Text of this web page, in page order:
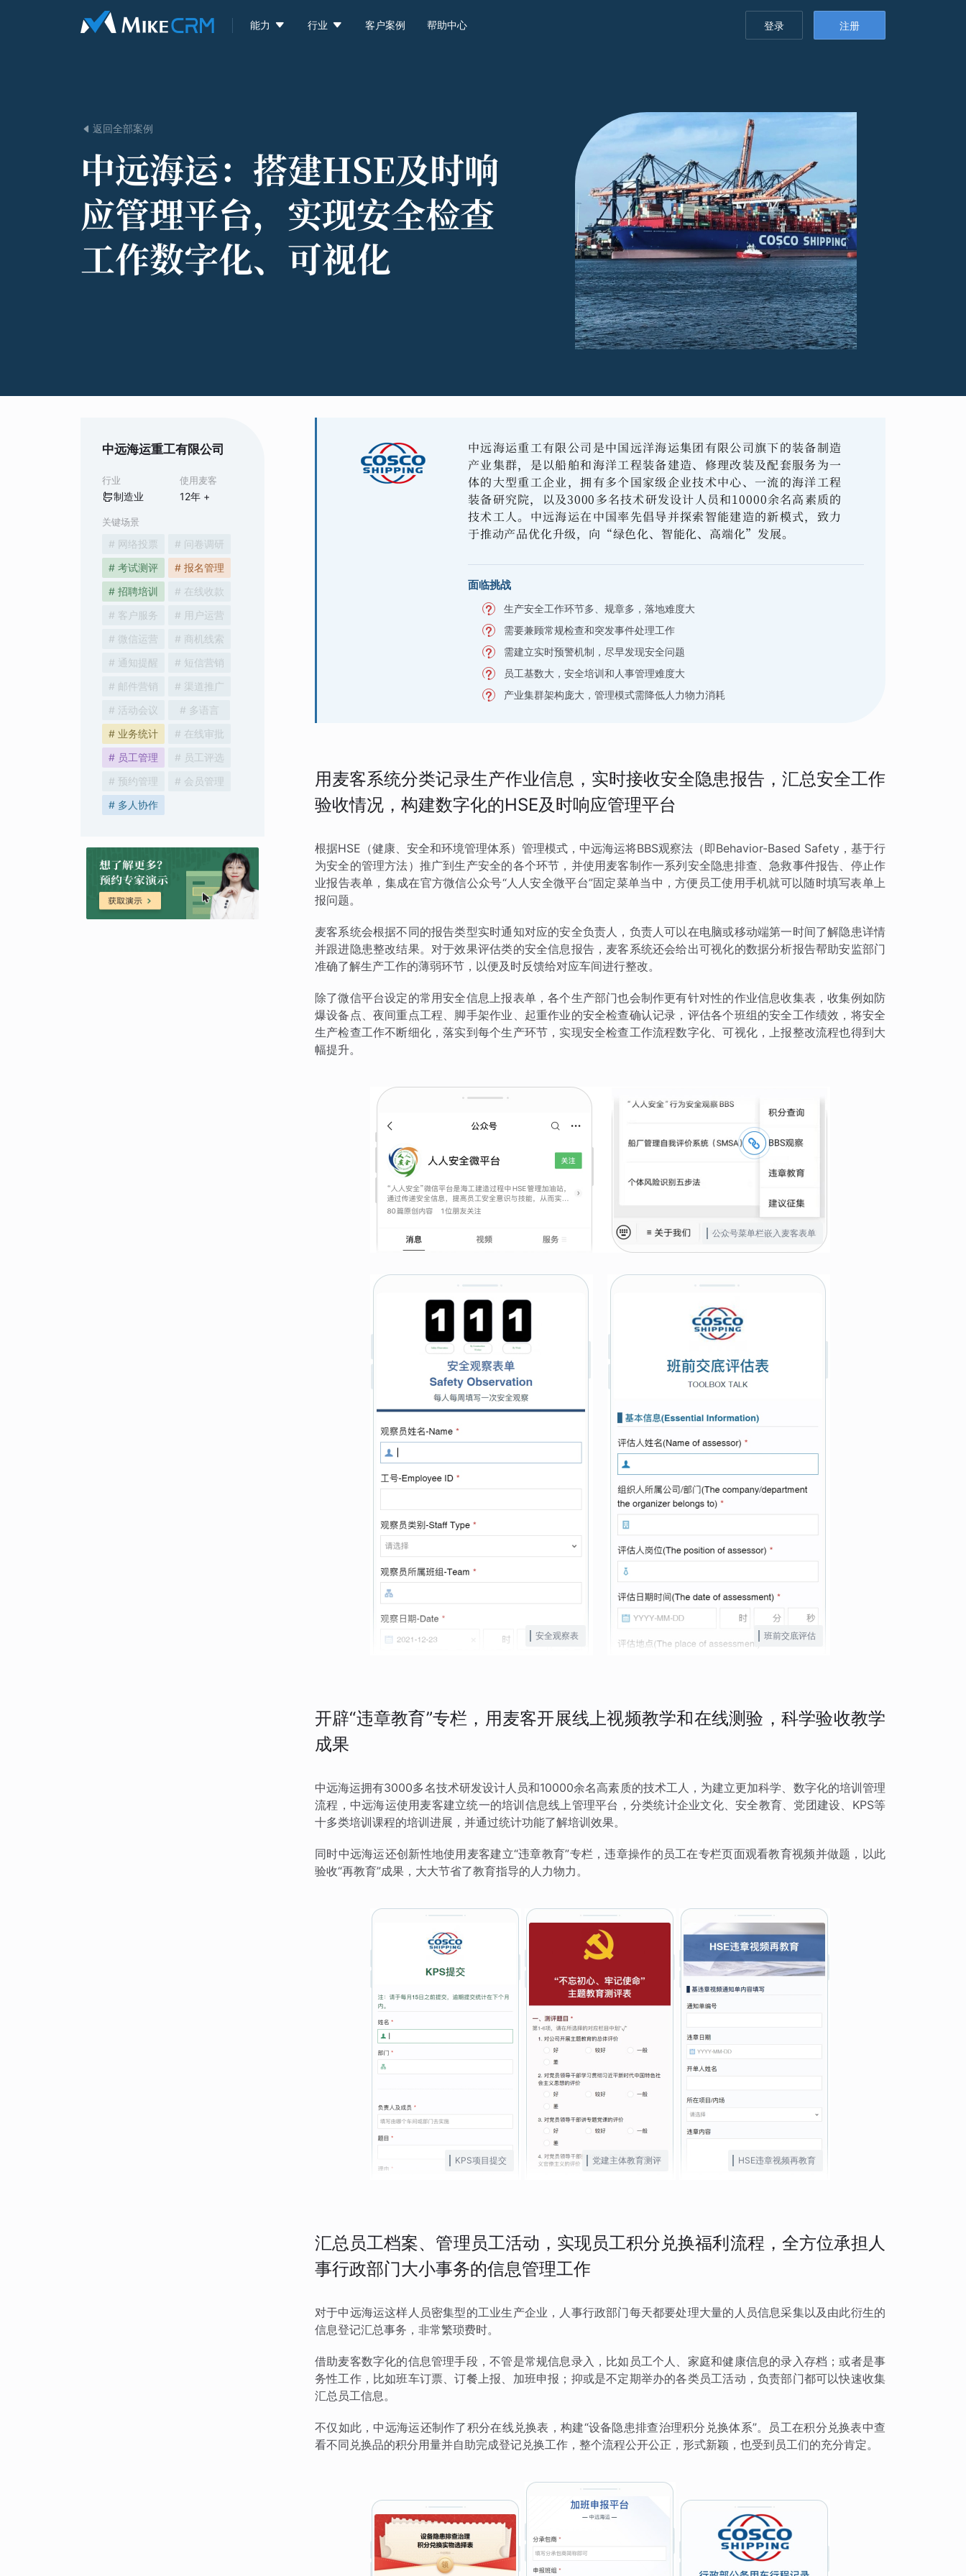
能力  行业  客户案例 帮助中心 登录 注册
 返回全部案例
中远海运： 搭建HSE及时响
应管理平台，实现安全检查
工作数字化、可视化
中远海运重工有限公司
行业
制造业
使用麦客
12年 +
关键场景
# 网络投票
# 问卷调研
# 考试测评
# 报名管理
# 招聘培训
# 在线收款
# 客户服务
# 用户运营
# 微信运营
# 商机线索
# 通知提醒
# 短信营销
# 邮件营销
# 渠道推广
# 活动会议
# 多语言
# 业务统计
# 在线审批
# 员工管理
# 员工评选
# 预约管理
# 会员管理
# 多人协作
中远海运重工有限公司是中国远洋海运集团有限公司旗下的装备制造
产业集群，是以船舶和海洋工程装备建造、修理改装及配套服务为一
体的大型重工企业，拥有多个国家级企业技术中心、一流的海洋工程
装备研究院，以及3000多名技术研发设计人员和10000余名高素质的
技术工人。中远海运在中国率先倡导并探索智能建造的新模式，致力
于推动产品优化升级，向“绿色化、智能化、高端化”发展。
面临挑战
生产安全工作环节多、规章多，落地难度大
需要兼顾常规检查和突发事件处理工作
需建立实时预警机制，尽早发现安全问题
员工基数大，安全培训和人事管理难度大
产业集群架构庞大，管理模式需降低人力物力消耗
用麦客系统分类记录生产作业信息，实时接收安全隐患报告，汇总安全工作
验收情况，构建数字化的HSE及时响应管理平台
根据HSE（健康、安全和环境管理体系）管理模式，中远海运将BBS观察法（即Behavior-Based Safety，基于行
为安全的管理方法）推广到生产安全的各个环节，并使用麦客制作一系列安全隐患排查、急救事件报告、停止作
业报告表单，集成在官方微信公众号“人人安全微平台”固定菜单当中，方便员工使用手机就可以随时填写表单上
报问题。
麦客系统会根据不同的报告类型实时通知对应的安全负责人，负责人可以在电脑或移动端第一时间了解隐患详情
并跟进隐患整改结果。对于效果评估类的安全信息报告，麦客系统还会给出可视化的数据分析报告帮助安监部门
准确了解生产工作的薄弱环节，以便及时反馈给对应车间进行整改。
除了微信平台设定的常用安全信息上报表单，各个生产部门也会制作更有针对性的作业信息收集表，收集例如防
爆设备点、夜间重点工程、脚手架作业、起重作业的安全检查确认记录，评估各个班组的安全工作绩效，将安全
生产检查工作不断细化，落实到每个生产环节，实现安全检查工作流程数字化、可视化，上报整改流程也得到大
幅提升。
公众号菜单栏嵌入麦客表单
安全观察表 班前交底评估
开辟“违章教育”专栏，用麦客开展线上视频教学和在线测验，科学验收教学
成果
中远海运拥有3000多名技术研发设计人员和10000余名高素质的技术工人，为建立更加科学、数字化的培训管理
流程，中远海运使用麦客建立统一的培训信息线上管理平台，分类统计企业文化、安全教育、党团建设、KPS等
十多类培训课程的培训进展，并通过统计功能了解培训效果。
同时中远海运还创新性地使用麦客建立“违章教育”专栏，违章操作的员工在专栏页面观看教育视频并做题，以此
验收“再教育”成果，大大节省了教育指导的人力物力。
KPS项目提交 党建主体教育测评 HSE违章视频再教育
汇总员工档案、管理员工活动，实现员工积分兑换福利流程，全方位承担人
事行政部门大小事务的信息管理工作
对于中远海运这样人员密集型的工业生产企业，人事行政部门每天都要处理大量的人员信息采集以及由此衍生的
信息登记汇总事务，非常繁琐费时。
借助麦客数字化的信息管理手段，不管是常规信息录入，比如员工个人、家庭和健康信息的录入存档；或者是事
务性工作，比如班车订票、订餐上报、加班申报；抑或是不定期举办的各类员工活动，负责部门都可以快速收集
汇总员工信息。
不仅如此，中远海运还制作了积分在线兑换表，构建“设备隐患排查治理积分兑换体系”。员工在积分兑换表中查
看不同兑换品的积分用量并自助完成登记兑换工作，整个流程公开公正，形式新颖，也受到员工们的充分肯定。